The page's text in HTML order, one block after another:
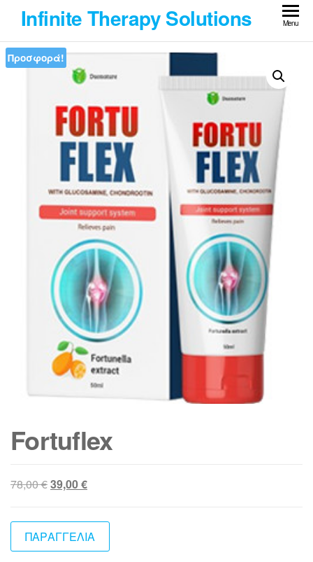
the
content
Infinite Therapy Solutions Menu
Προσφορά!
Fortuflex
78,00€Original
was:
78,00 €.
39,00€Η
τιμή
είναι:
39,00 €.
ΠΑΡΑΓΓΕΛΙΑ